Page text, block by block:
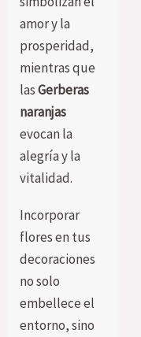
amor y la
prosperidad,
mientras que
lasGerberas
naranjas
evocan la
alegría y la
vitalidad.
Incorporar
flores en tus
decoraciones
no solo
embellece el
entorno, sino